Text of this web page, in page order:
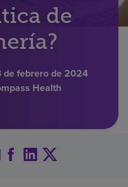
de
de febrero de 2024
Health